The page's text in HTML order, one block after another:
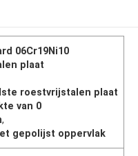
06Cr19Ni10
plaat
roestvrijstalen plaat
van 0
,
gepolijst oppervlak